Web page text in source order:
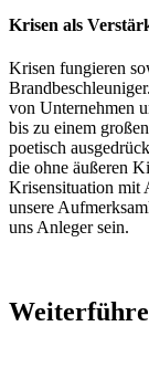
Krisen als
Krisen fungieren
von Unternehmen
bis zu einem
poetisch
die ohne äußeren
Krisensituation mit
unsere
uns Anleger sein.